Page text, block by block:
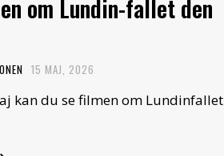
om Lundin-fallet den
15 MAJ, 2026
kan du se filmen om Lundinfallet